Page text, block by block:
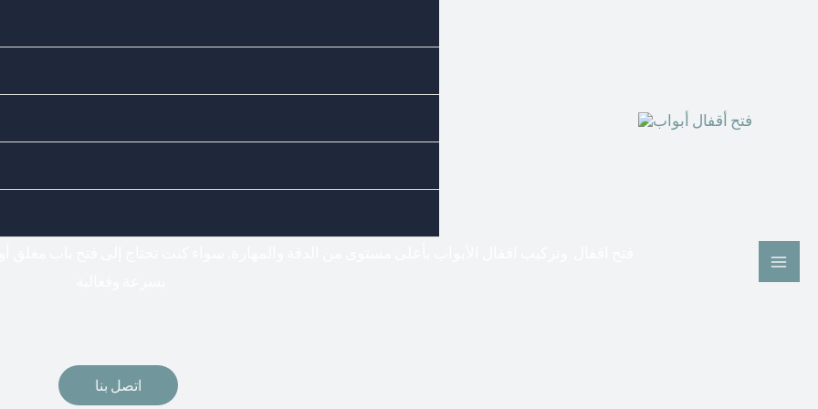
Doors Locks - اختيارك المناسب لفتح وتركيب جميع أنواع الأقفال
فتح اقفال وتركيب اقفال الأبواب بأعلى مستوى من الدقة والمهارة. سواء كنت تحتاج إلى فتح باب مغلق
اتصل بنا